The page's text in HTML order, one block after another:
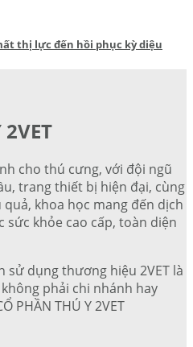
thị lực đến hồi phục kỳ diệu
cho thú cưng, với đội ngũ
trang thiết bị hiện đại, cùng
khoa học mang đến dịch
sức khỏe cao cấp, toàn diện
sử dụng thương hiệu 2VET là
phải chi nhánh hay
PHẦN THÚ Y 2VET